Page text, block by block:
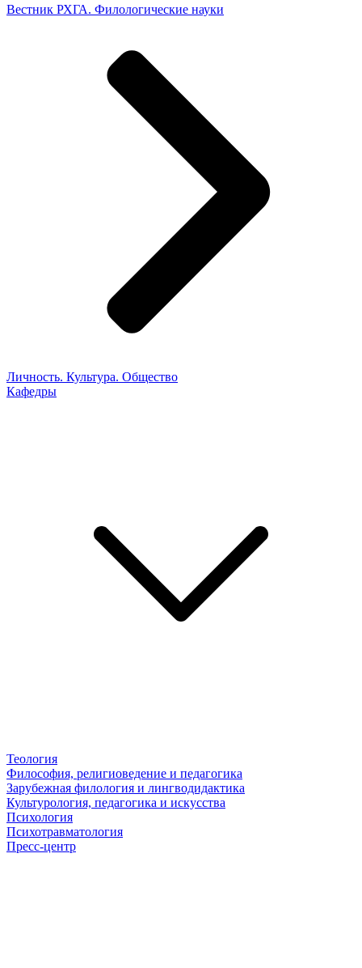
Вестник РХГА. Филологические науки
Личность. Культура. Общество
Кафедры
Теология
Философия, религиоведение и педагогика
Зарубежная филология и лингводидактика
Культурология, педагогика и искусства
Психология
Психотравматология
Пресс-центр